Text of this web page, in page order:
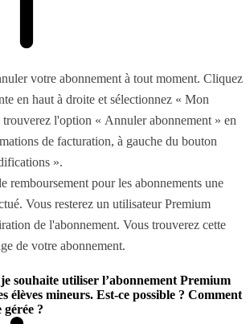
votre abonnement à tout moment. Cliquez
en haut à droite et sélectionnez « Mon
trouverez l'option « Annuler abonnement » en
de facturation, à gauche du bouton
».
remboursement pour les abonnements une
Vous resterez un utilisateur Premium
de l'abonnement. Vous trouverez cette
de votre abonnement.
je souhaite utiliser l’abonnement Premium
élèves mineurs. Est-ce possible ? Comment
?